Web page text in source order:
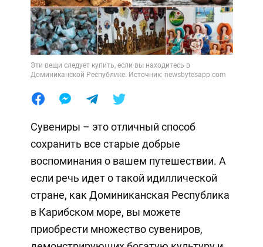
Эти вещи следует купить, если вы находитесь в
Доминиканской Республике. Источник: newsbytesapp.com
Сувениры – это отличный способ
сохранить все старые добрые
воспоминания о вашем путешествии. А
если речь идет о такой идиллической
стране, как Доминиканская Республика
в Карибском море, вы можете
приобрести множество сувениров,